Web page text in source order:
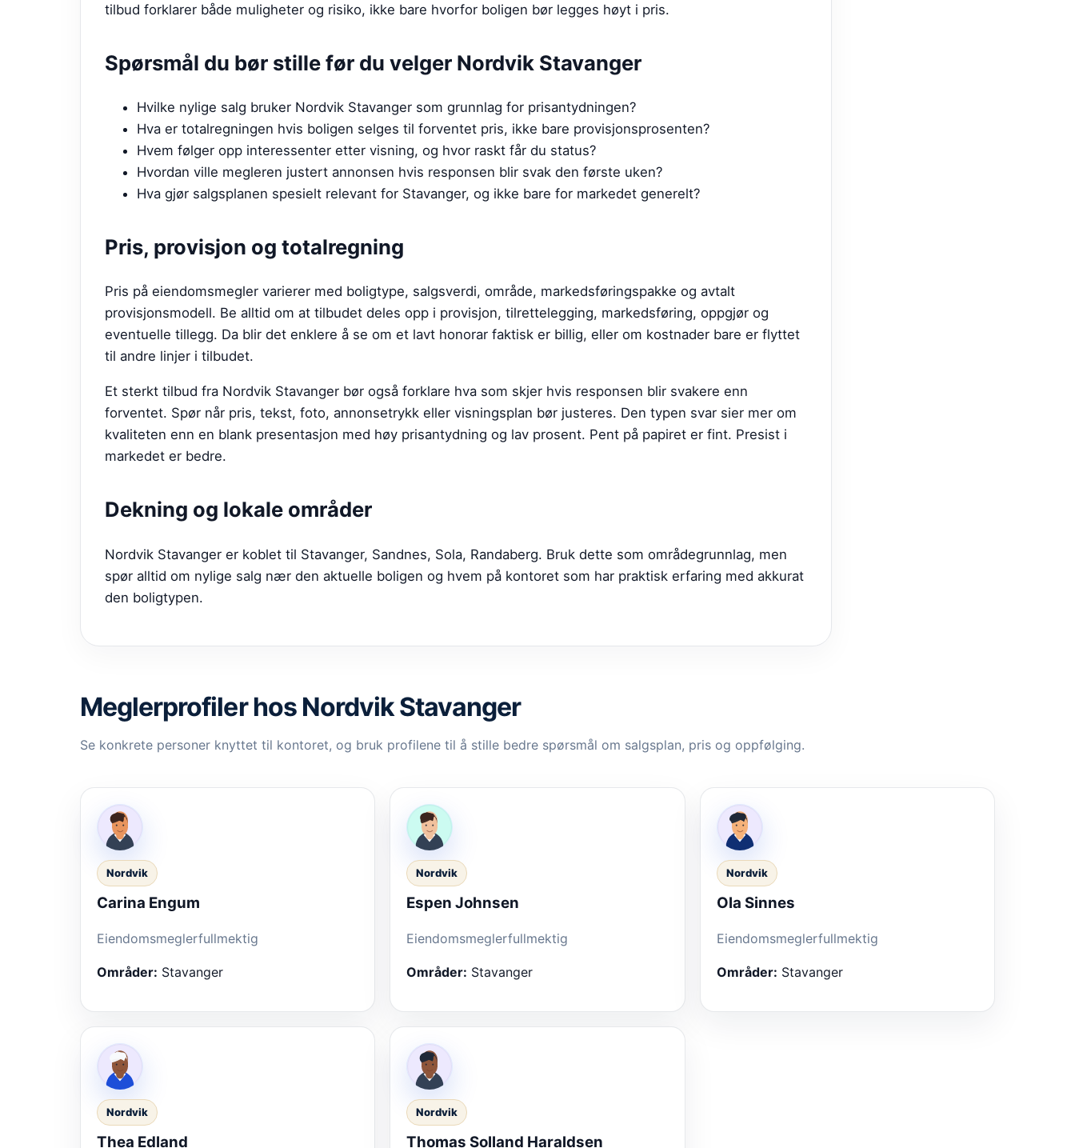
tilbud forklarer både muligheter og risiko, ikke bare hvorfor boligen bør legges høyt i pris.
Spørsmål du bør stille før du velger Nordvik Stavanger
Hvilke nylige salg bruker Nordvik Stavanger som grunnlag for prisantydningen?
Hva er totalregningen hvis boligen selges til forventet pris, ikke bare provisjonsprosenten?
Hvem følger opp interessenter etter visning, og hvor raskt får du status?
Hvordan ville megleren justert annonsen hvis responsen blir svak den første uken?
Hva gjør salgsplanen spesielt relevant for Stavanger, og ikke bare for markedet generelt?
Pris, provisjon og totalregning
Pris på eiendomsmegler varierer med boligtype, salgsverdi, område, markedsføringspakke og avtalt
provisjonsmodell. Be alltid om at tilbudet deles opp i provisjon, tilrettelegging, markedsføring, oppgjør og
eventuelle tillegg. Da blir det enklere å se om et lavt honorar faktisk er billig, eller om kostnader bare er flyttet
til andre linjer i tilbudet.
Et sterkt tilbud fra Nordvik Stavanger bør også forklare hva som skjer hvis responsen blir svakere enn
forventet. Spør når pris, tekst, foto, annonsetrykk eller visningsplan bør justeres. Den typen svar sier mer om
kvaliteten enn en blank presentasjon med høy prisantydning og lav prosent. Pent på papiret er fint. Presist i
markedet er bedre.
Dekning og lokale områder
Nordvik Stavanger er koblet til Stavanger, Sandnes, Sola, Randaberg. Bruk dette som områdegrunnlag, men
spør alltid om nylige salg nær den aktuelle boligen og hvem på kontoret som har praktisk erfaring med akkurat
den boligtypen.
Meglerprofiler hos Nordvik Stavanger
Se konkrete personer knyttet til kontoret, og bruk profilene til å stille bedre spørsmål om salgsplan, pris og oppfølging.
Nordvik
Carina Engum
Eiendomsmeglerfullmektig
Områder: Stavanger
Nordvik
Espen Johnsen
Eiendomsmeglerfullmektig
Områder: Stavanger
Nordvik
Ola Sinnes
Eiendomsmeglerfullmektig
Områder: Stavanger
Nordvik
Thea Edland
Nordvik
Thomas Solland Haraldsen